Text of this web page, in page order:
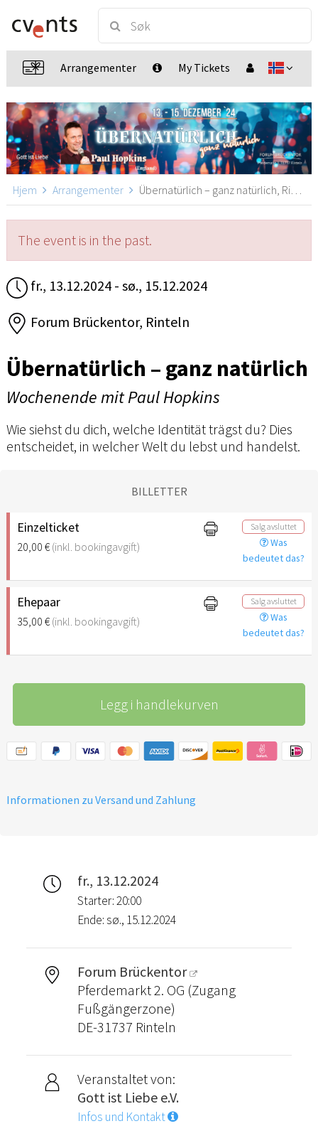
Arrangementer My Tickets
Hjem Arrangementer Übernatürlich – ganz natürlich, Rinteln
The event is in the past.
fr., 13.12.2024 - sø., 15.12.2024
Forum Brückentor, Rinteln
Übernatürlich – ganz natürlich
Wochenende mit Paul Hopkins
Wie siehst du dich, welche Identität trägst du? Dies
entscheidet, in welcher Welt du lebst und handelst.
BILLETTER
Einzelticket
20,00 €(inkl. bookingavgift)
Salg avsluttet
Was
bedeutet das?
Ehepaar
35,00 €(inkl. bookingavgift)
Salg avsluttet
Was
bedeutet das?
Legg i handlekurven
Informationen zu Versand und Zahlung
fr., 13.12.2024
Starter: 20:00
Ende: sø., 15.12.2024
Forum Brückentor
Pferdemarkt 2. OG (Zugang
Fußgängerzone)
DE-31737 Rinteln
Veranstaltet von:
Gott ist Liebe e.V.
Infos und Kontakt